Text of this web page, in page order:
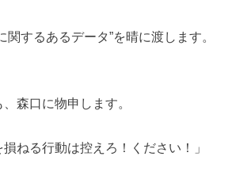
関するあるデータ”を晴に渡します。
森口に物申します。
ねる行動は控えろ！ください！」